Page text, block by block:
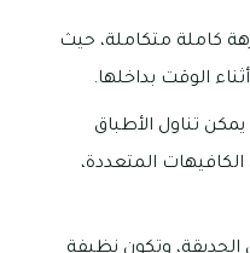
كاملة متكاملة، حيث
الوقت بداخلها.
تناول الأطباق
الكافيهات المتعددة،
الحديقة، وتكون نظيفة